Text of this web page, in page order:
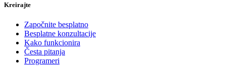
Kreirajte
Započnite besplatno
Besplatne konzultacije
Kako funkcionira
Česta pitanja
Programeri